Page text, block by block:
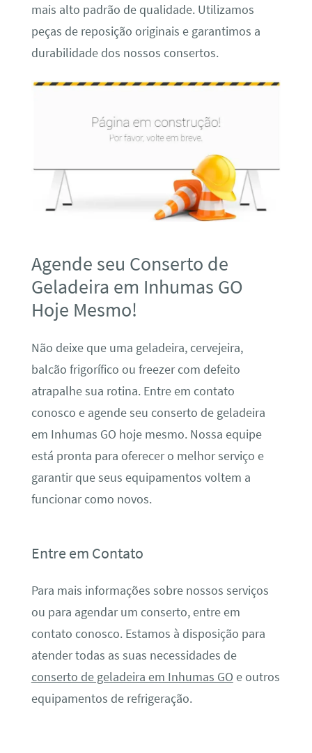
mais alto padrão de qualidade. Utilizamos
peças de reposição originais e garantimos a
durabilidade dos nossos consertos.
Agende seu Conserto de
Geladeira em Inhumas GO
Hoje Mesmo!
Não deixe que uma geladeira, cervejeira,
balcão frigorífico ou freezer com defeito
atrapalhe sua rotina. Entre em contato
conosco e agende seu conserto de geladeira
em Inhumas GO hoje mesmo. Nossa equipe
está pronta para oferecer o melhor serviço e
garantir que seus equipamentos voltem a
funcionar como novos.
Entre em Contato
Para mais informações sobre nossos serviços
ou para agendar um conserto, entre em
contato conosco. Estamos à disposição para
atender todas as suas necessidades de
conserto de geladeira em Inhumas GO e outros
equipamentos de refrigeração.